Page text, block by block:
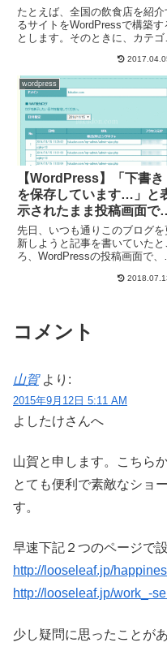
たとえば、全国の飲食店を紹介
るサイトをWordPressで構築す
とします。そのときに、カテゴ
クソノミーで料理のジャンル（
ーメンとか焼き肉とか）のタク
ノミーを作ったとします。 で、
投稿（カスタム投稿タイ...
wordpress
【WordPress】「下書き
を保存しています…」と
示されたまま投稿画面で
事の保存ができなくなる
先日、いつも通りこのブログを
新しようと記事を書いていたと
ろ、WordPressの投稿画面で、
いうメッセージが出たまま、下
「公開」などすべてのボタン...
コメント
山賀 より:
2015年9月12日 5:11 AM
よしたけさんへ
山賀と申します。こちら
とても便利で素敵なショ
す。
早速下記２つのページで
http://looseleaf.jp/
http://looseleaf.jp/work_-
少し疑問に思ったことが